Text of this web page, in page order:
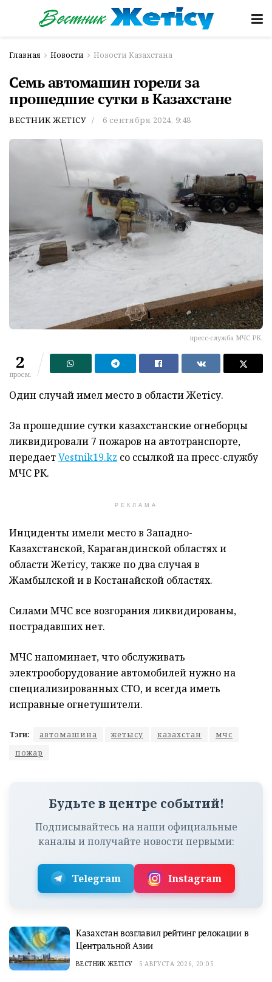
Главная Новости Новости Казахстана
Семь автомашин горели за
прошедшие сутки в Казахстане
ВЕСТНИК ЖЕТІСУ 6 сентября 2024, 9:48
пресс-служба МЧС РК.
2
просм.
Один случай имел место в области Жетісу.
За прошедшие сутки казахстанские огнеборцы
ликвидировали 7 пожаров на автотранспорте,
передаетVestnik19.kz со ссылкой на пресс-службу
МЧС РК.
РЕКЛАМА
Инциденты имели место в Западно-
Казахстанской, Карагандинской областях и
области Жетісу, также по два случая в
Жамбылской и в Костанайской областях.
Силами МЧС все возгорания ликвидированы,
пострадавших нет.
МЧС напоминает, что обслуживать
электрооборудование автомобилей нужно на
специализированных СТО, и всегда иметь
исправные огнетушители.
Тэги: автомашина жетысу казахстан
мчс
пожар
Будьте в центре событий!
Подписывайтесь на наши официальные
каналы и получайте новости первыми:
Telegram Instagram
Казахстан возглавил рейтинг релокации в
Центральной Азии
ВЕСТНИК ЖЕТІСУ 5 АВГУСТА 2026, 20:05